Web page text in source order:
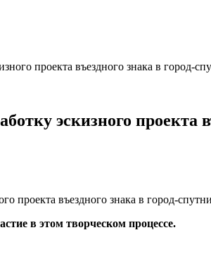
проекта въездного знака в город-
эскизного
в этом творческом процессе.